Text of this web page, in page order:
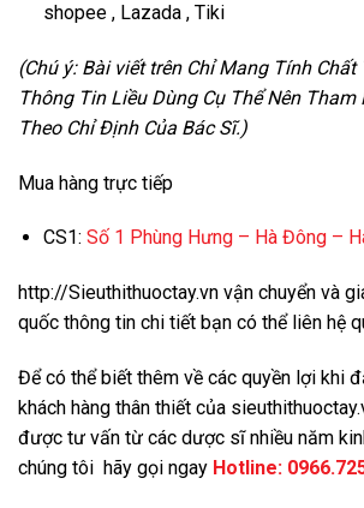
shopee , Lazada , Tiki
(Chú ý: Bài viết trên Chỉ Mang Tính
Thông Tin Liều Dùng Cụ Thể Nên Tham
Theo Chỉ Định Của Bác Sĩ.)
Mua hàng trực tiếp
CS1: Số 1 Phùng Hưng – Hà Đông –
http://Sieuthithuoctay.vn vận chuyển và
quốc thông tin chi tiết bạn có thể liên hệ
Để có thể biết thêm về các quyền lợi khi
khách hàng thân thiết của
được tư vấn từ các dược sĩ nhiều năm
chúng tôi hãy gọi ngay Hotline: